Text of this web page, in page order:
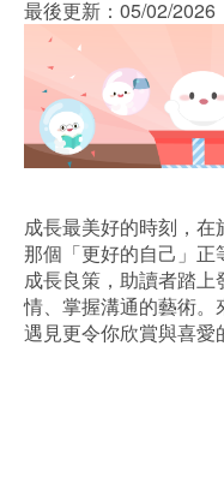
最後更新： 05/02/2026
成長最美好的時刻，
那個「更好的自己」
成長良策，助讀者踏
情、掌握溝通的藝術。
遇見更令你欣賞與喜愛